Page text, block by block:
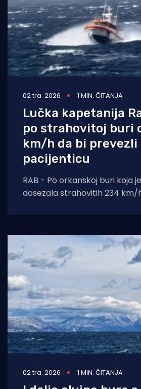
02 tra. 2026 1 MIN. ČITANJA
Lučka kapetanija
po strahovitoj buri
km/h da bi prevezli
pacijenticu
RAB - Po orkanskoj buri koja
dosezala strahovitih 234 km/
02 tra. 2026 1 MIN. ČITANJA